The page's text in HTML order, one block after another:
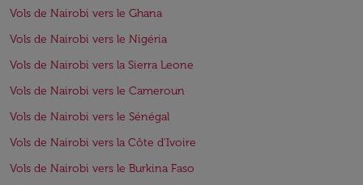
Vols de Nairobi vers le Ghana
Vols de Nairobi vers le Nigéria
Vols de Nairobi vers la Sierra Leone
Vols de Nairobi vers le Cameroun
Vols de Nairobi vers le Sénégal
Vols de Nairobi vers la Côte d'Ivoire
Vols de Nairobi vers le Burkina Faso